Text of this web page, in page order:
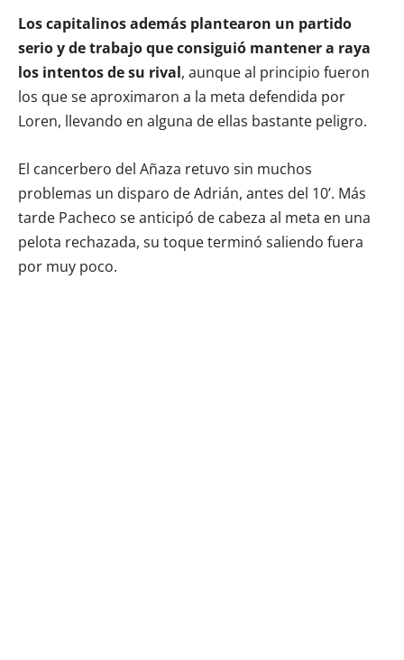
Los capitalinos además plantearon un partido
serio y de trabajo que consiguió mantener a raya
los intentos de su rival, aunque al principio fueron
los que se aproximaron a la meta defendida por
Loren, llevando en alguna de ellas bastante peligro.
El cancerbero del Añaza retuvo sin muchos
problemas un disparo de Adrián, antes del 10’. Más
tarde Pacheco se anticipó de cabeza al meta en una
pelota rechazada, su toque terminó saliendo fuera
por muy poco.